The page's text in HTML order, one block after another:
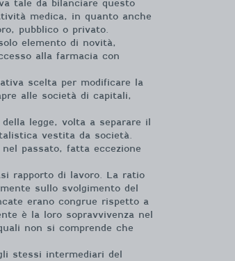
tale da bilanciare questo
medica, in quanto anche
pubblico o privato.
elemento di novità,
alla farmacia con
scelta per modificare la
alle società di capitali,
legge, volta a separare il
vestita da società.
passato, fatta eccezione
rapporto di lavoro. La ratio
sullo svolgimento del
erano congrue rispetto a
è la loro sopravvivenza nel
non si comprende che
stessi intermediari del